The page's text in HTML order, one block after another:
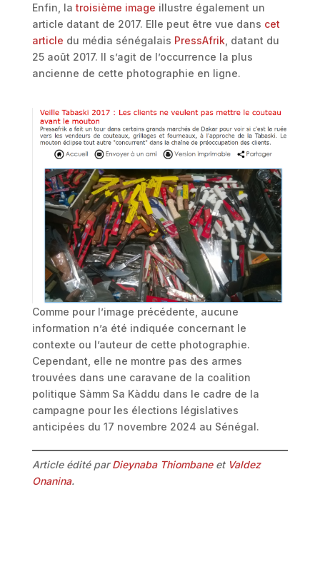
Enfin, la troisième image illustre également un
article datant de 2017. Elle peut être vue dans cet
article du média sénégalais PressAfrik, datant du
25 août 2017. Il s’agit de l’occurrence la plus
ancienne de cette photographie en ligne.
Comme pour l’image précédente, aucune
information n’a été indiquée concernant le
contexte ou l’auteur de cette photographie.
Cependant, elle ne montre pas des armes
trouvées dans une caravane de la coalition
politique Sàmm Sa Kàddu dans le cadre de la
campagne pour les élections législatives
anticipées du 17 novembre 2024 au Sénégal.
Article édité parDieynaba Thiombaneet Valdez
Onanina.